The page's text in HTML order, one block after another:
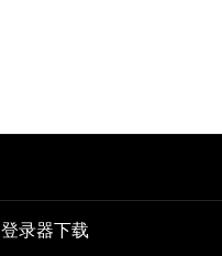
登录器下载